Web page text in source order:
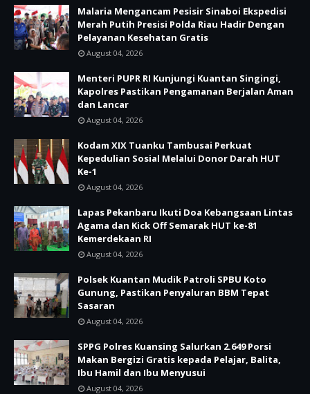
Malaria Mengancam Pesisir Sinaboi Ekspedisi
Merah Putih Presisi Polda Riau Hadir Dengan
Pelayanan Kesehatan Gratis
August 04, 2026
Menteri PUPR RI Kunjungi Kuantan Singingi,
Kapolres Pastikan Pengamanan Berjalan Aman
dan Lancar
August 04, 2026
Kodam XIX Tuanku Tambusai Perkuat
Kepedulian Sosial Melalui Donor Darah HUT
Ke-1
August 04, 2026
Lapas Pekanbaru Ikuti Doa Kebangsaan Lintas
Agama dan Kick Off Semarak HUT ke-81
Kemerdekaan RI
August 04, 2026
Polsek Kuantan Mudik Patroli SPBU Koto
Gunung, Pastikan Penyaluran BBM Tepat
Sasaran
August 04, 2026
SPPG Polres Kuansing Salurkan 2.649 Porsi
Makan Bergizi Gratis kepada Pelajar, Balita,
Ibu Hamil dan Ibu Menyusui
August 04, 2026